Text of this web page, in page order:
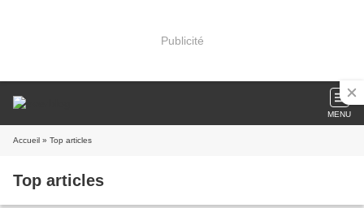
Publicité
MENU
Accueil » Top articles
Top articles